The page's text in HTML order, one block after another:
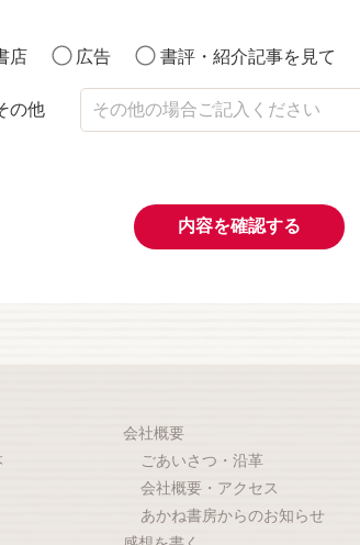
店 広告 書評・紹介記事を見て
の他
内容を確認する
会社概要
ごあいさつ・沿革
会社概要・アクセス
あかね書房からのお知らせ